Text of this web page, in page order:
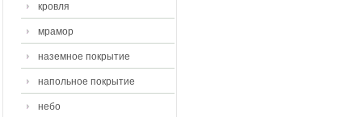
кровля
мрамор
наземное покрытие
напольное покрытие
небо